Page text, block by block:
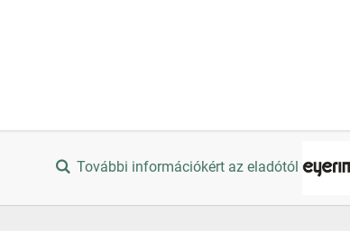
További információkért az eladótól